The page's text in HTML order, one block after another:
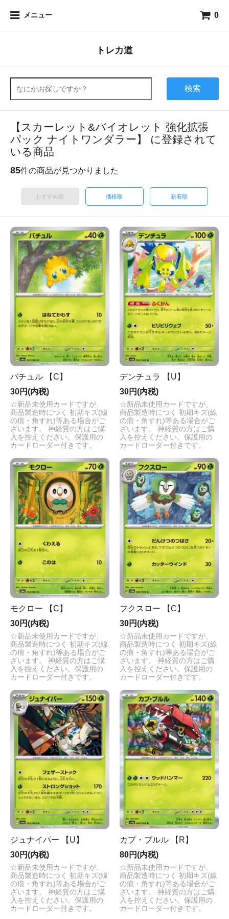
メニュー 0
トレカ道
検索
【スカーレット&バイオレット 強化拡張
パック ナイトワンダラー】 に登録されて
いる商品
85件の商品が見つかりました
おすすめ順 価格順 新着順
バチュル 【C】
30円(内税)
☆新品未使用カードですが、
商品製造時につく 初期キズ(線
の痕・角すれ)等ある場合がご
ざいます。 神経質の方はご購
入を控えください。保護用の
カードローダー付きです。
デンチュラ 【U】
30円(内税)
☆新品未使用カードですが、
商品製造時につく 初期キズ(線
の痕・角すれ)等ある場合がご
ざいます。 神経質の方はご購
入を控えください。保護用の
カードローダー付きです。
モクロー 【C】
30円(内税)
☆新品未使用カードですが、
商品製造時につく 初期キズ(線
の痕・角すれ)等ある場合がご
ざいます。 神経質の方はご購
入を控えください。保護用の
カードローダー付きです。
フクスロー 【C】
30円(内税)
☆新品未使用カードですが、
商品製造時につく 初期キズ(線
の痕・角すれ)等ある場合がご
ざいます。 神経質の方はご購
入を控えください。保護用の
カードローダー付きです。
ジュナイパー 【U】
30円(内税)
☆新品未使用カードですが、
商品製造時につく 初期キズ(線
の痕・角すれ)等ある場合がご
ざいます。 神経質の方はご購
入を控えください。保護用の
カードローダー付きです。
カプ・ブルル 【R】
80円(内税)
☆新品未使用カードですが、
商品製造時につく 初期キズ(線
の痕・角すれ)等ある場合がご
ざいます。 神経質の方はご購
入を控えください。保護用の
カードローダー付きです。